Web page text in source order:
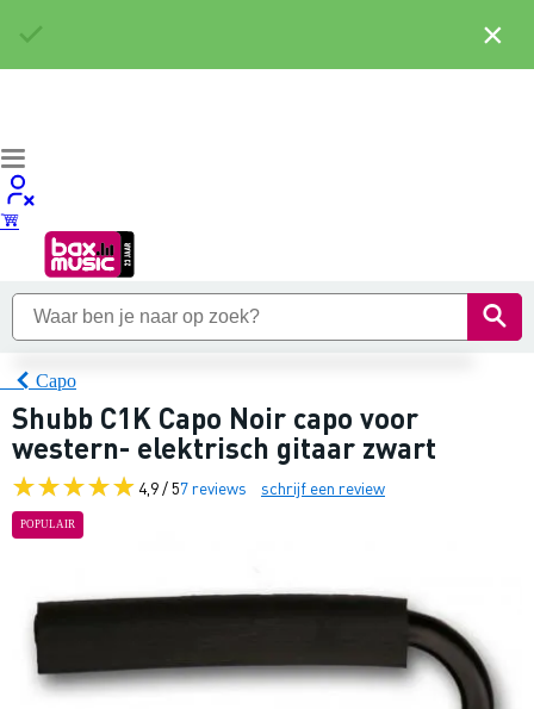
Capo
Shubb C1K Capo Noir capo voor
western- elektrisch gitaar zwart
4,9 / 57 reviews schrijf een review
POPULAIR
×